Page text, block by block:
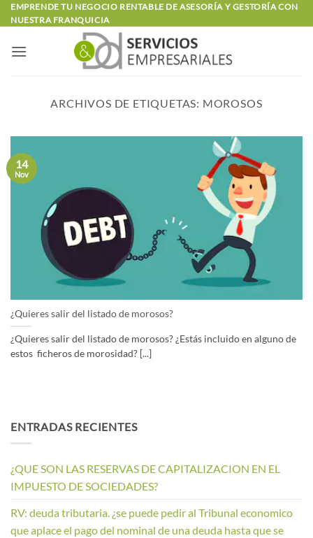
Saltar
al
EMPRENDE TU NEGOCIO RENTABLE DE ASESORÍA Y GESTORÍA CON
NUESTRA FRANQUICIA
ARCHIVOS DE ETIQUETAS: MOROSOS
¿Quieres salir del listado de morosos?
¿Quieres salir del listado de morosos? ¿Estás incluido en alguno de
estos ficheros de morosidad? [...]
14
Nov
ENTRADAS RECIENTES
¿QUE SON LAS RESERVAS DE CAPITALIZACION EN EL
IMPUESTO DE SOCIEDADES?
RV: deuda tributaria. ¿se puede pedir al Tribunal economico
que aplace el pago del nominal de una deuda hasta que se